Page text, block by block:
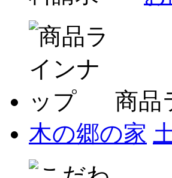
商品
木の郷の家